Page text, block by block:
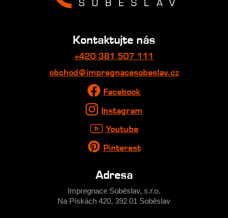
Kontaktujte nás
+420 381 507 111
obchod@impregnacesobeslav.cz
Facebook
Instagram
Youtube
Pinterest
Adresa
Impregnace Soběslav, s.r.o.
Na Pískách 420, 392 01 Soběslav